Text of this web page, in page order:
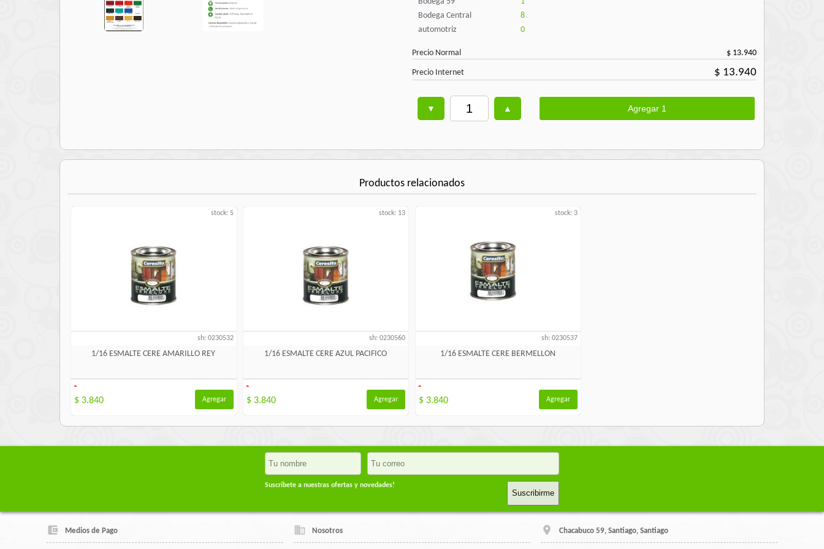
Bodega Central
8
automotriz
0
Precio Normal $ 13.940
Precio Internet $ 13.940
Productos relacionados
stock: 5
sh: 0230532
1/16 ESMALTE CERE AMARILLO REY
-
$ 3.840 Agregar
stock: 13
sh: 0230560
1/16 ESMALTE CERE AZUL PACIFICO
-
$ 3.840 Agregar
stock: 3
sh: 0230537
1/16 ESMALTE CERE BERMELLON
-
$ 3.840 Agregar
Suscríbete a nuestras ofertas y novedades!
Suscribirme
Medios de Pago Nosotros Chacabuco 59, Santiago, Santiago